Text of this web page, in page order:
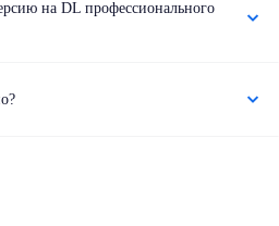
на DL профессионального